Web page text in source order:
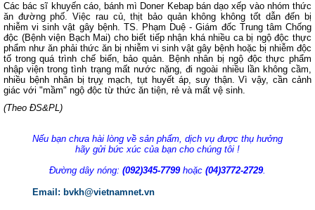
Các bác sĩ khuyến cáo, bánh mì Doner Kebap bán dạo xếp vào nhóm thức
ăn đường phố. Việc rau củ, thịt bảo quản không không tốt dẫn đến bị
nhiễm vi sinh vật gây bệnh. TS. Phạm Duệ - Giám đốc Trung tâm Chống
độc (Bệnh viện Bạch Mai) cho biết tiếp nhận khá nhiều ca bị ngộ độc thực
phẩm như ăn phải thức ăn bị nhiễm vi sinh vật gây bệnh hoặc bị nhiễm độc
tố trong quá trình chế biến, bảo quản. Bệnh nhân bị ngộ độc thực phẩm
nhập viện trong tình trạng mất nước nặng, đi ngoài nhiều lần không cầm,
nhiều bệnh nhân bị trụỵ mạch, tụt huyết áp, suy thận. Vì vậy, cần cảnh
giác với "mầm" ngộ độc từ thức ăn tiện, rẻ và mất vệ sinh.
(Theo ĐS&PL)
Nếu bạn chưa hài lòng về sản phẩm, dịch vụ được thụ hưởng
hãy gửi bức xúc của bạn cho chúng tôi !
Đường dây nóng: (092)345-7799hoặc (04)3772-2729.
Email: bvkh@vietnamnet.vn